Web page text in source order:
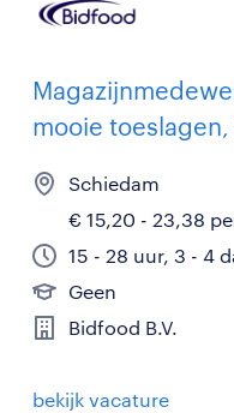
mooie toeslagen,
Schiedam
€ 15,20 - 23,38
15 - 28 uur, 3 - 4
Geen
Bidfood B.V.
bekijk vacature